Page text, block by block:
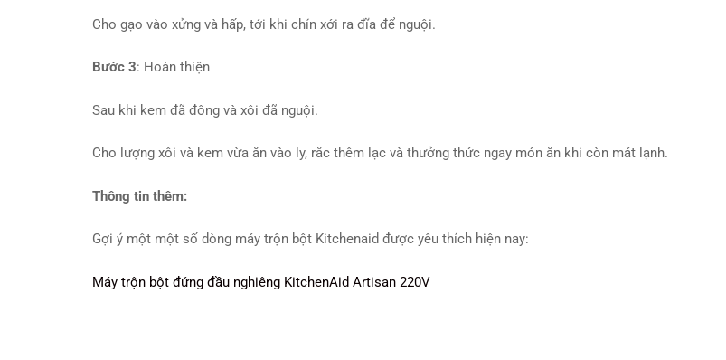
Cho gạo vào xửng và hấp, tới khi chín xới ra đĩa để nguội.
Bước 3: Hoàn thiện
Sau khi kem đã đông và xôi đã nguội.
Cho lượng xôi và kem vừa ăn vào ly, rắc thêm lạc và thưởng thức ngay món ăn khi còn mát lạnh.
Thông tin thêm:
Gợi ý một một số dòng máy trộn bột Kitchenaid được yêu thích hiện nay:
Máy trộn bột đứng đầu nghiêng KitchenAid Artisan 220V